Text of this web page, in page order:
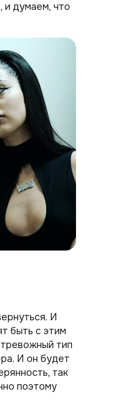
и думаем, что
И
быть с этим
тип
И он будет
так
поэтому